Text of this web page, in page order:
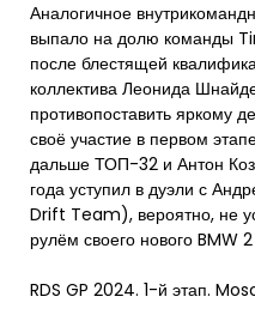
Аналогичное
выпало на долю команды
после блестящей
коллектива Леонида
противопоставить яркому
своё участие в первом
дальше ТОП-32 и Антон
года уступил в дуэли с
Drift Team), вероятно, не
рулём своего нового BMW
RDS GP 2024. 1-й этап.